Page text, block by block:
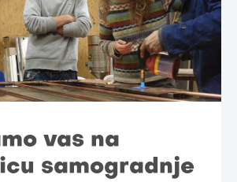
vas na
samogradnje